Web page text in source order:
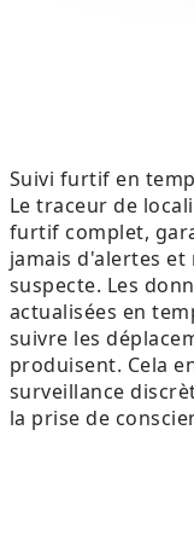
Suivi furtif en
Le traceur de
furtif complet,
jamais d'alertes
suspecte. Les
actualisées en
suivre les
produisent. Cela
surveillance
la prise de